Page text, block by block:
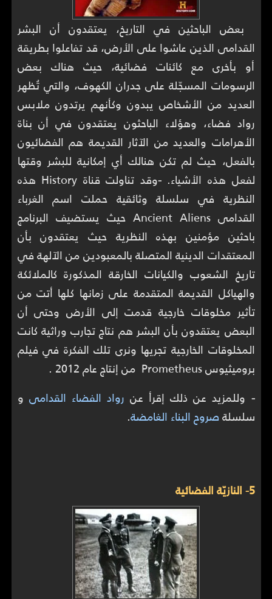
بعض الباحثين في التاريخ، يعتقدون أن البشر
القدامى الذين عاشوا على الأرض، قد تفاعلوا بطريقة
أو بأخرى مع كائنات فضائية، حيث هناك بعض
الرسومات المسجّلة على جدران الكهوف، والتي تُظهر
العديد من الأشخاص يبدون وكأنهم يرتدون ملابس
رواد فضاء، وهؤلاء الباحثون يعتقدون في أن بناة
الأهرامات والعديد من الآثار القديمة هم الفضائيون
بالفعل، حيث لم تكن هنالك أي إمكانية للبشر وقتها
لفعل هذه الأشياء.-
وقد تناولت قناة History هذه
النظرية في سلسلة وثائقية حملت اسم الغرباء
القدامى Ancient Aliens حيث يستضيف البرنامج
باحثين مؤمنين بهذه النظرية حيث يعتقدون بأن
المعتقدات الدينية المتصلة بالمعبودين من الآلهة في
تاريخ الشعوب والكيانات الخارقة المذكورة كالملائكة
والهياكل القديمة المتقدمة على زمانها كلها أتت من
تأثير مخلوقات خارجية قدمت إلى الأرض وحتى أن
البعض يعتقدون بأن البشر هم نتاج تجارب وراثية كانت
المخلوقات الخارجية تجريها ونرى تلك الفكرة في فيلم
بروميثيوس Prometheus من إنتاج عام 2012 .
- وللمزيد عن ذلك إقرأ عن رواد الفضاء القدامى و
سلسلةصروح البناء الغامضة.
5- النازيّة الفضائية